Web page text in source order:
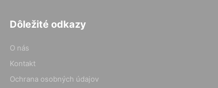
Dôležité odkazy
O nás
Kontakt
Ochrana osobných údajov